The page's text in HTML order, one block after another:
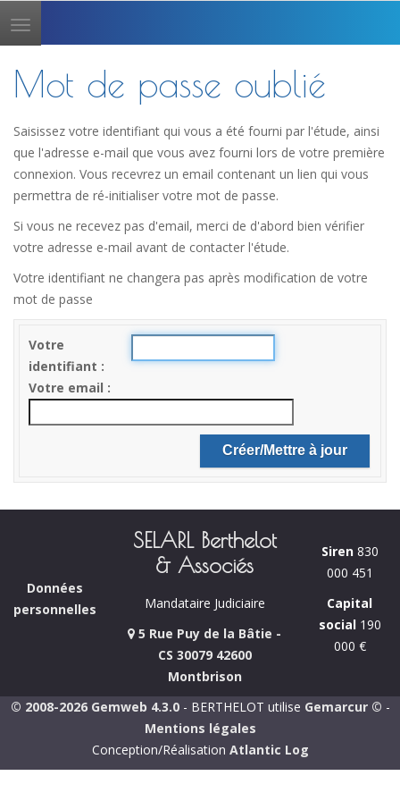
Toggle
navigation
Mot de passe oublié
Saisissez votre identifiant qui vous a été fourni par l'étude, ainsi
que l'adresse e-mail que vous avez fourni lors de votre première
connexion. Vous recevrez un email contenant un lien qui vous
permettra de ré-initialiser votre mot de passe.
Si vous ne recevez pas d'email, merci de d'abord bien vérifier
votre adresse e-mail avant de contacter l'étude.
Votre identifiant ne changera pas après modification de votre
mot de passe
Votre
identifiant
Votre email
Données
personnelles
SELARL Berthelot
& Associés
Mandataire Judiciaire
5 Rue Puy de la Bâtie -
CS 30079 42600
Montbrison
Siren830
000 451
Capital
social190
000 €
© 2008-2026 Gemweb 4.3.0- BERTHELOT utilise Gemarcur © -
Mentions légales
Conception/Réalisation Atlantic Log